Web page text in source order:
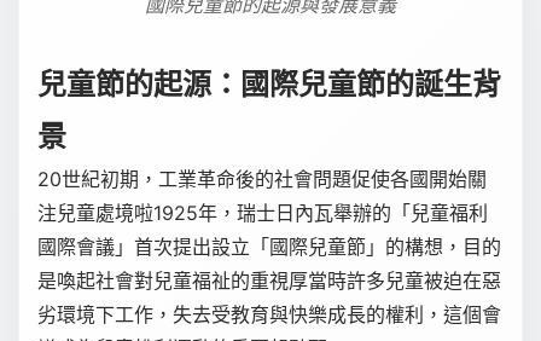
國際兒童節的起源與發展意義
兒童節的起源：國際兒童節的誕生背
景
20世紀初期，工業革命後的社會問題促使各國開始關
注兒童處境啦1925年，瑞士日內瓦舉辦的「兒童福利
國際會議」首次提出設立「國際兒童節」的構想，目的
是喚起社會對兒童福祉的重視厚當時許多兒童被迫在惡
劣環境下工作，失去受教育與快樂成長的權利，這個會